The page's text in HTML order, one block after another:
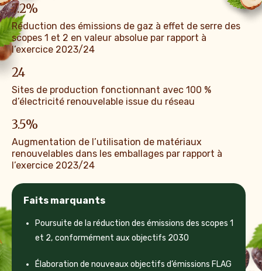
7.2%
Réduction des émissions de gaz à effet de serre des
scopes 1 et 2 en valeur absolue par rapport à
l’exercice 2023/24
24
Sites de production fonctionnant avec 100 %
d’électricité renouvelable issue du réseau
3.5%
Augmentation de l’utilisation de matériaux
renouvelables dans les emballages par rapport à
l’exercice 2023/24
Faits marquants
Poursuite de la réduction des émissions des scopes 1
et 2, conformément aux objectifs 2030
Élaboration de nouveaux objectifs d’émissions FLAG